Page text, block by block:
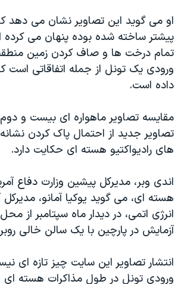
صفحه‌های ویژه
سفر پرزیدنت ترامپ به چین
او می گوید این تصاویر نشان می دهد
پیشتر ساخته شده بوده پنهان می کرده
تمام درخت ها و صاف کردن زمین
ورودی یک تونل از جمله اتفاقاتی است
داده است.
تصاویر جدید از احتمال پاک کردن
های رادیواکتیو هسته ای حکایت دارد.
اندی وبر، مدیرکل پیشین وزارت دفاع
هسته ای، می گوید یوکیا آمانو، مدیرکل
انرژی اتمی، در دیدار ماه سپتامبر از
آزمایش در پارچین با یک سالن خالی
انتشار تصاویر این سایت چیز تازه ای
ورودی تونل در طول مذاکرات هسته ای